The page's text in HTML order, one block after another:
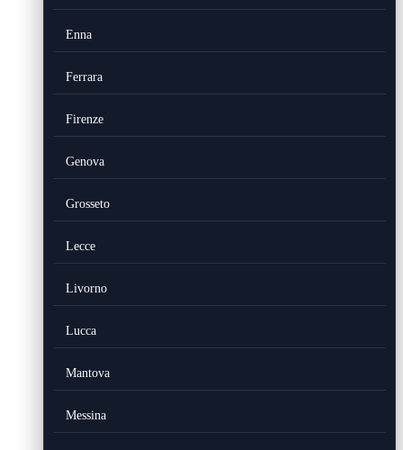
Enna
Ferrara
Firenze
Genova
Grosseto
Lecce
Livorno
Lucca
Mantova
Messina